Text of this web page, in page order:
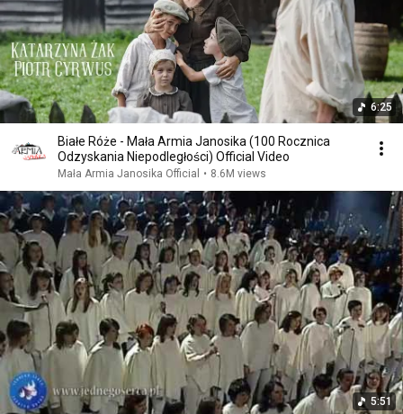
6:25
Białe Róże - Mała Armia Janosika (100 Rocznica
Odzyskania Niepodległości) Official Video
Mała Armia Janosika Official • 8.6M views
5:51